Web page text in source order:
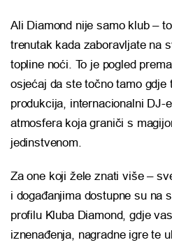
Ali Diamond nije samo klub –
trenutak kada zaboravljate na
topline noći. To je pogled
osjećaj da ste točno tamo gdje
produkcija, internacionalni DJ-
atmosfera koja graniči s
jedinstvenom.
Za one koji žele znati više –
i događanjima dostupne su na
profilu Kluba Diamond, gdje
iznenađenja, nagradne igre te